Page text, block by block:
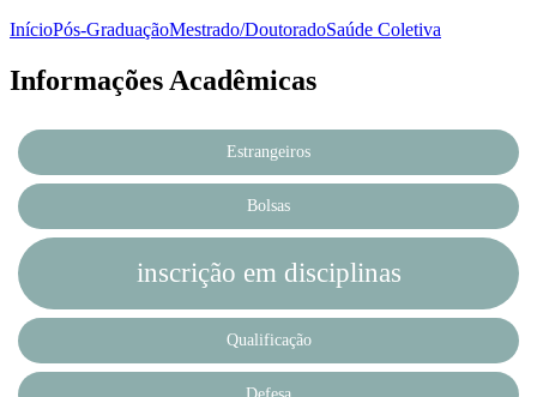
InícioPós-GraduaçãoMestrado/DoutoradoSaúde Coletiva
Informações Acadêmicas
Estrangeiros
Bolsas
inscrição em disciplinas
Qualificação